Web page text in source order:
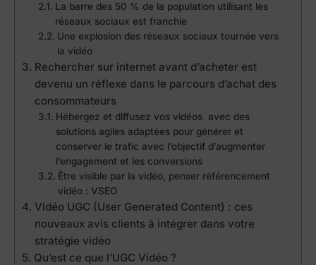
La barre des 50 % de la population utilisant les
réseaux sociaux est franchie
Une explosion des réseaux sociaux tournée vers
la vidéo
Rechercher sur internet avant d’acheter est
devenu un réflexe dans le parcours d’achat des
consommateurs
Hébergez et diffusez vos vidéos avec des
solutions agiles adaptées pour générer et
conserver le trafic avec l’objectif d’augmenter
l’engagement et les conversions
Être visible par la vidéo, penser référencement
vidéo : VSEO
Vidéo UGC (User Generated Content) : ces
nouveaux avis clients à intégrer dans votre
stratégie vidéo
Qu’est ce que l’UGC Vidéo ?